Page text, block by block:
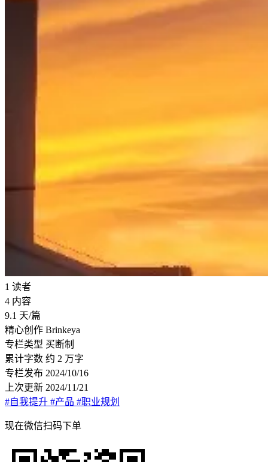
1 读者
4 内容
9.1 天/篇
精心创作 Brinkeya
专栏类型 买断制
累计字数 约 2 万字
专栏发布 2024/10/16
上次更新 2024/11/21
#自我提升 #产品 #职业规划
现在微信扫码下单